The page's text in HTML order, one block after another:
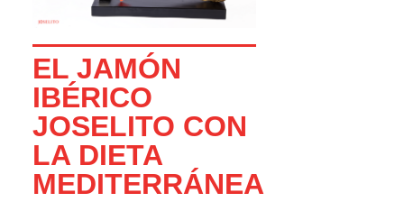
EL JAMÓN
IBÉRICO
JOSELITO CON
LA DIETA
MEDITERRÁNEA